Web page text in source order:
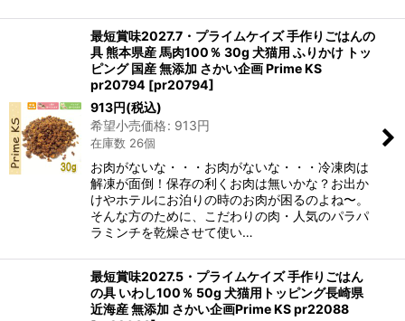
最短賞味2027.7・プライムケイズ 手作りごはんの
具 熊本県産 馬肉100％ 30g 犬猫用 ふりかけ トッ
ピング 国産 無添加 さかい企画 Prime KS
pr20794 [pr20794]
913円(税込)
希望小売価格: 913円
在庫数 26個
お肉がないな・・・お肉がないな・・・冷凍肉は
解凍が面倒！保存の利くお肉は無いかな？お出か
けやホテルにお泊りの時のお肉が困るのよね〜。
そんな方のために、こだわりの肉・人気のパラパ
ラミンチを乾燥させて使い…
最短賞味2027.5・プライムケイズ 手作りごはん
の具 いわし100％ 50g 犬猫用トッピング長崎県
近海産 無添加 さかい企画Prime KS pr22088